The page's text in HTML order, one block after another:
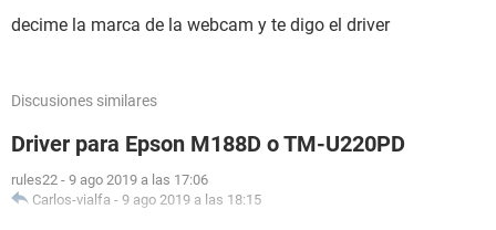
decime la marca de la webcam y te digo el driver
Discusiones similares
Driver para Epson M188D o TM-U220PD
rules22 - 9 ago 2019 a las 17:06
Carlos-vialfa - 9 ago 2019 a las 18:15